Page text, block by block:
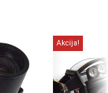
Akcija!